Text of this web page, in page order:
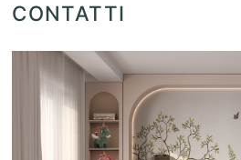
CONTATTI